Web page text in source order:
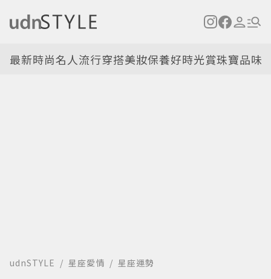
最新時尚名人流行穿搭美妝保養好時光賞珠寶品味
udnSTYLE 星座愛情 星座運勢